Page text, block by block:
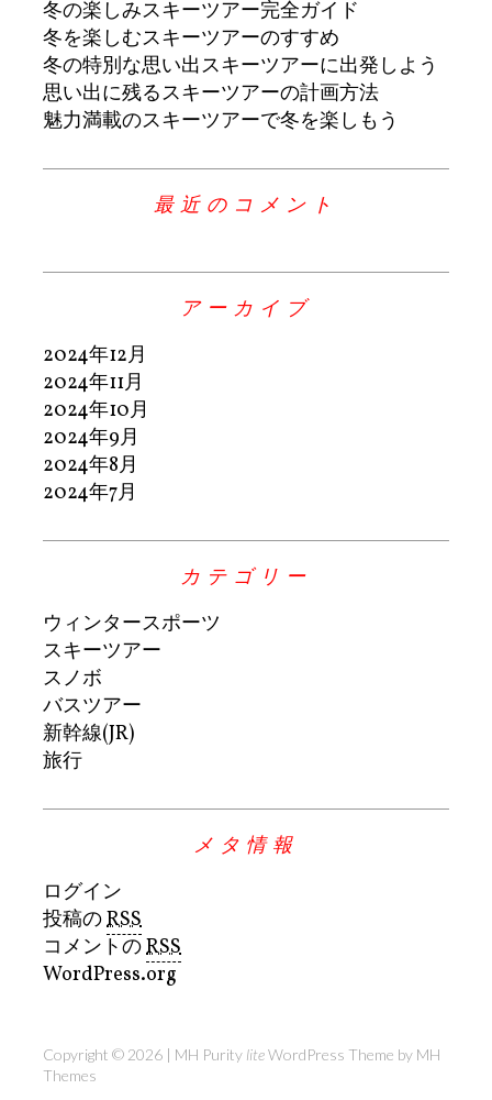
冬の楽しみスキーツアー完全ガイド
冬を楽しむスキーツアーのすすめ
冬の特別な思い出スキーツアーに出発しよう
思い出に残るスキーツアーの計画方法
魅力満載のスキーツアーで冬を楽しもう
最近のコメント
アーカイブ
2024年12月
2024年11月
2024年10月
2024年9月
2024年8月
2024年7月
カテゴリー
ウィンタースポーツ
スキーツアー
スノボ
バスツアー
新幹線(JR)
旅行
メタ情報
ログイン
投稿のRSS
コメントのRSS
WordPress.org
Copyright © 2026 | MH Purity liteWordPress Theme by MH
Themes